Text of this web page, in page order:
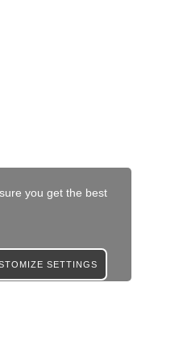
you get the best
SETTINGS